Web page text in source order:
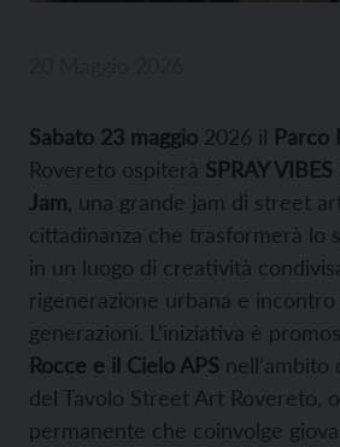
Sabato 23 maggio 2026 il Parco
Rovereto ospiterà SPRAY
Jam , una grande jam di street
cittadinanza che trasformerà lo
in un luogo di creatività
rigenerazione urbana e incontro
generazioni. L’iniziativa è
Rocce e il Cielo APS
del Tavolo Street Art Rovereto,
permanente che coinvolge